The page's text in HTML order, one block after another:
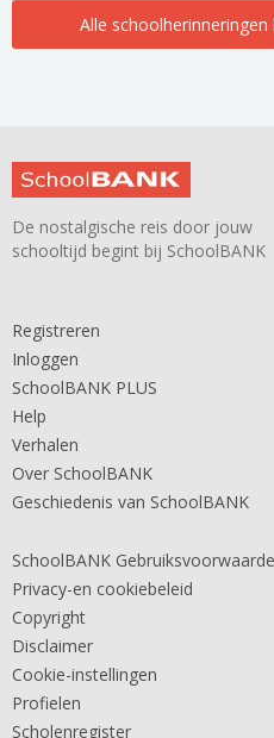
Alle schoolherinneringen
De nostalgische reis door jouw
schooltijd begint bij SchoolBANK
Registreren
Inloggen
SchoolBANK PLUS
Help
Verhalen
Over SchoolBANK
Geschiedenis van SchoolBANK
SchoolBANK
Privacy-en cookiebeleid
Copyright
Disclaimer
Cookie-instellingen
Profielen
Scholenregister